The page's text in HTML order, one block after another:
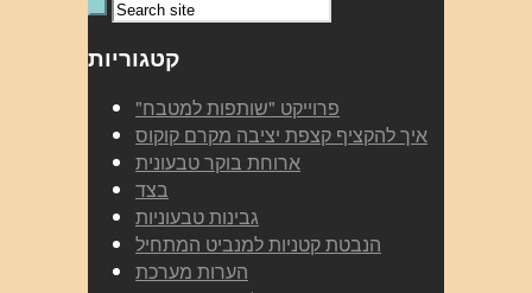
קטגוריות
"פרוייקט "שותפות למטבח
איך להקציף קצפת יציבה מקרם קוקוס
ארוחת בוקר טבעונית
בצד
גבינות טבעוניות
הנבטת קטניות למנביט המתחיל
הערות מערכת